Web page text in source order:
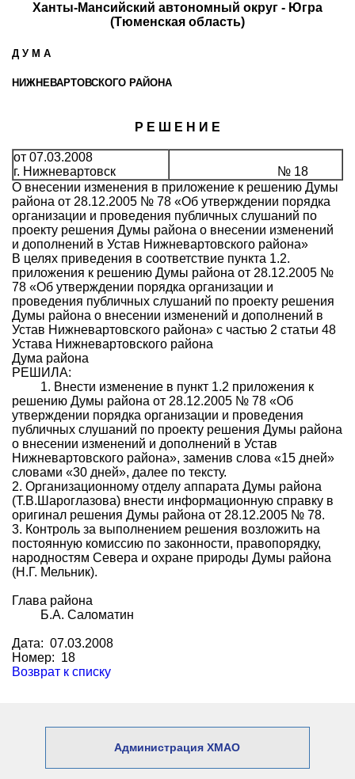
Ханты-Мансийский автономный округ - Югра
(Тюменская область)
Д У М А
НИЖНЕВАРТОВСКОГО РАЙОНА
Р Е Ш Е Н И Е
от 07.03.2008
г. Нижневартовск
№ 18
О внесении изменения в приложение к решению Думы
района от 28.12.2005 № 78 «Об утверждении порядка
организации и проведения публичных слушаний по
проекту решения Думы района о внесении изменений
и дополнений в Устав Нижневартовского района»
В целях приведения в соответствие пункта 1.2.
приложения к решению Думы района от 28.12.2005 №
78 «Об утверждении порядка организации и
проведения публичных слушаний по проекту решения
Думы района о внесении изменений и дополнений в
Устав Нижневартовского района» с частью 2 статьи 48
Устава Нижневартовского района
Дума района
РЕШИЛА:
1. Внести изменение в пункт 1.2 приложения к
решению Думы района от 28.12.2005 № 78 «Об
утверждении порядка организации и проведения
публичных слушаний по проекту решения Думы района
о внесении изменений и дополнений в Устав
Нижневартовского района», заменив слова «15 дней»
словами «30 дней», далее по тексту.
2. Организационному отделу аппарата Думы района
(Т.В.Шароглазова) внести информационную справку в
оригинал решения Думы района от 28.12.2005 № 78.
3. Контроль за выполнением решения возложить на
постоянную комиссию по законности, правопорядку,
народностям Севера и охране природы Думы района
(Н.Г. Мельник).
Глава района
Б.А. Саломатин
Дата: 07.03.2008
Номер: 18
Возврат к списку
Администрация ХМАО